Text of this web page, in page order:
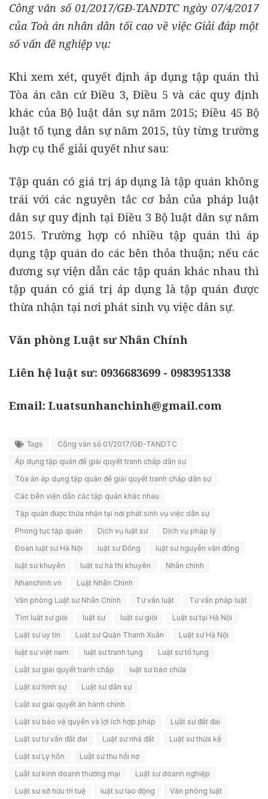
Công văn số 01/2017/GĐ-TANDTC ngày 07/4/2017
của Toà án nhân dân tối cao về việc Giải đáp một
số vấn đề nghiệp vụ:
Khi xem xét, quyết định áp dụng tập quán thì
Tòa án căn cứ Điều 3, Điều 5 và các quy định
khác của Bộ luật dân sự năm 2015; Điều 45 Bộ
luật tố tụng dân sự năm 2015, tùy từng trường
hợp cụ thể giải quyết như sau:
Tập quán có giá trị áp dụng là tập quán không
trái với các nguyên tắc cơ bản của pháp luật
dân sự quy định tại Điều 3 Bộ luật dân sự năm
2015. Trường hợp có nhiều tập quán thì áp
dụng tập quán do các bên thỏa thuận; nếu các
đương sự viện dẫn các tập quán khác nhau thì
tập quán có giá trị áp dụng là tập quán được
thừa nhận tại nơi phát sinh vụ việc dân sự.
Văn phòng Luật sư Nhân Chính
Liên hệ luật sư: 0936683699 - 0983951338
Email: Luatsunhanchinh@gmail.com
Tags
Công văn số 01/2017/GĐ-TANDTC
Áp dụng tập quán để giải quyết tranh chấp dân sự
Tòa án áp dụng tập quán để giải quyết tranh chấp dân sự
Các bên viện dẫn các tập quán khác nhau
Tập quán được thừa nhận tại nơi phát sinh vụ việc dân sự
Phong tục tập quán
Dịch vụ luật sư
Dịch vụ pháp lý
Đoàn luật sư Hà Nội
luật sư Đồng
luật sư nguyễn văn đồng
luật sư khuyên
luật sư hà thị khuyên
Nhân chính
Nhanchinh.vn
Luật Nhân Chính
Văn phòng Luật sư Nhân Chính
Tư vấn luật
Tư vấn pháp luật
Tìm luật sư giỏi
luật sư luật sư giỏi
Luật sư tại Hà Nội
Luật sư uy tín
Luật sư Quận Thanh Xuân
Luật sư Hà Nội
luật sư việt nam
luật sư tranh tụng
Luật sư tố tụng
Luật sư giải quyết tranh chấp
luật sư bào chữa
Luật sư hình sự
Luật sư dân sự
Luật sư giải quyết án hành chính
Luật sư bảo vệ quyền và lợi ích hợp pháp
Luật sư đất đai
Luật sư tư vấn đất đai
Luật sư nhà đất
Luật sư thừa kế
Luật sư Ly hôn
Luật sư thu hồi nợ
Luật sư kinh doanh thương mại
Luật sư doanh nghiệp
Luật sư sở hữu trí tuệ
luật sư lao động
Văn phòng luật